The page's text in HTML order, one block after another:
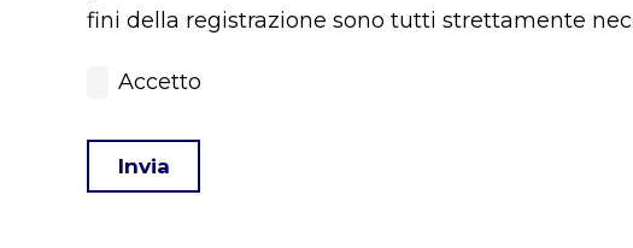
fini della registrazione sono tutti strettamente
Accetto
Invia